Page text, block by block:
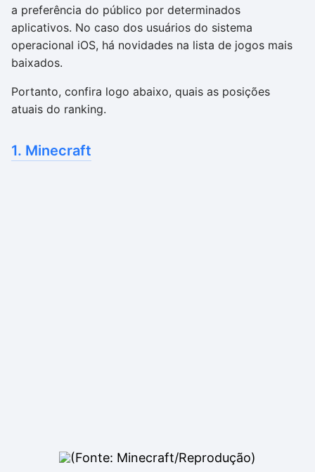
a preferência do público por determinados
aplicativos. No caso dos usuários do sistema
operacional iOS, há novidades na lista de jogos mais
baixados.
Portanto, confira logo abaixo, quais as posições
atuais do ranking.
1. Minecraft